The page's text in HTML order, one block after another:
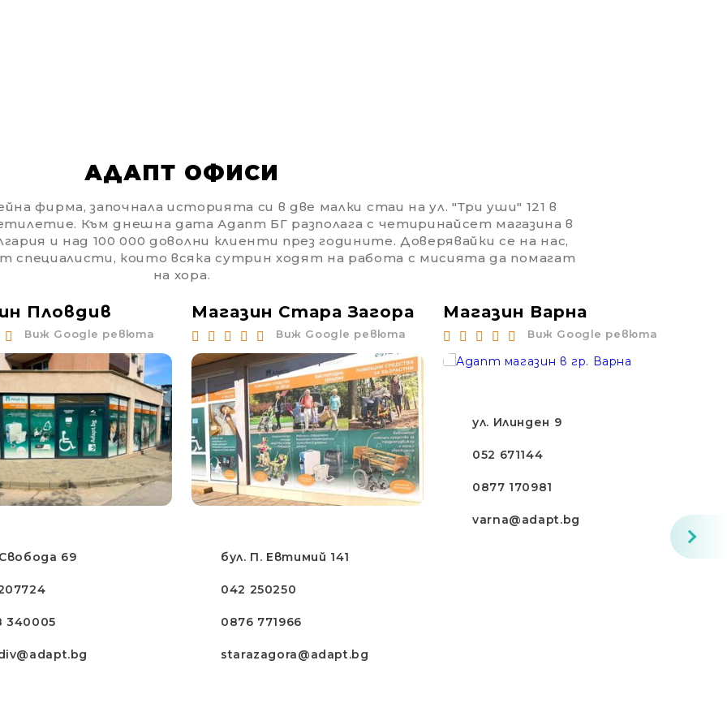
АДАПТ ОФИСИ
фирма, започнала историята си в две малки стаи на ул. "Три уши" 121 в
Към днешна дата Адапт БГ разполага с четиринайсет магазина в
и над 100 000 доволни клиенти през годините. Доверявайки се на нас,
специалисти, които всяка сутрин ходят на работа с мисията да помагат
на хора.
Пловдив
Виж Google ревюта
69
340005
Магазин Стара Загора
Виж Google ревюта
бул. П. Евтимий 141
042 250250
0876 771966
starazagora@adapt.bg
Магазин Варна
Виж Google ревюта
ул. Илинден 9
052 671144
0877 170981
varna@adapt.bg